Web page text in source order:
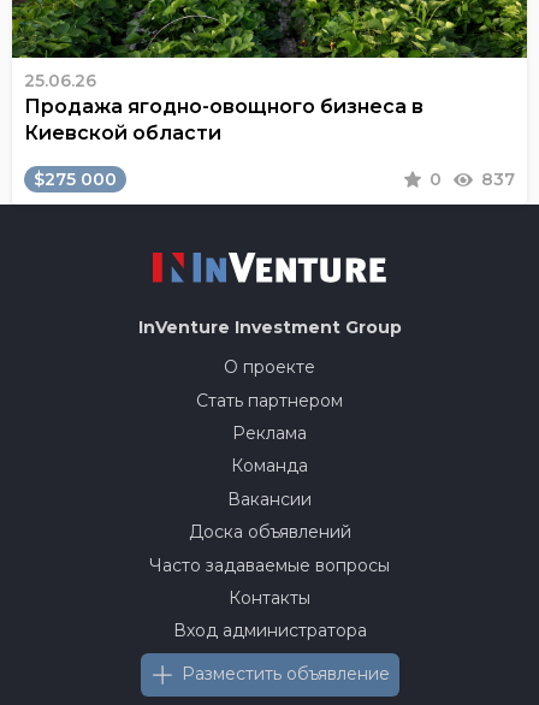
25.06.26
Продажа ягодно-овощного бизнеса в
Киевской области
$275 000 0 837
InVenture Investment Group
О проекте
Стать партнером
Реклама
Команда
Вакансии
Доска объявлений
Часто задаваемые вопросы
Контакты
Вход администратора
Разместить объявление